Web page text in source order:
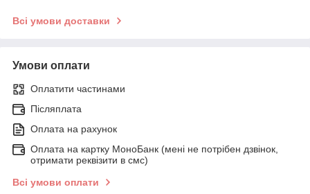
Всі умови доставки
Умови оплати
Оплатити частинами
Післяплата
Оплата на рахунок
Оплата на картку МоноБанк (мені не потрібен дзвінок,
отримати реквізити в смс)
Всі умови оплати